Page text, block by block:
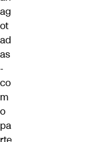
ag
ot
ad
as
-
co
m
o
pa